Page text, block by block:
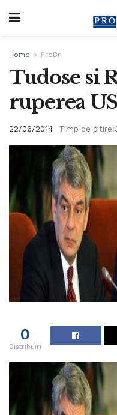
Home ProBr
Tudose si
ruperea
22/06/2014 Timp de
0
Distribuiri